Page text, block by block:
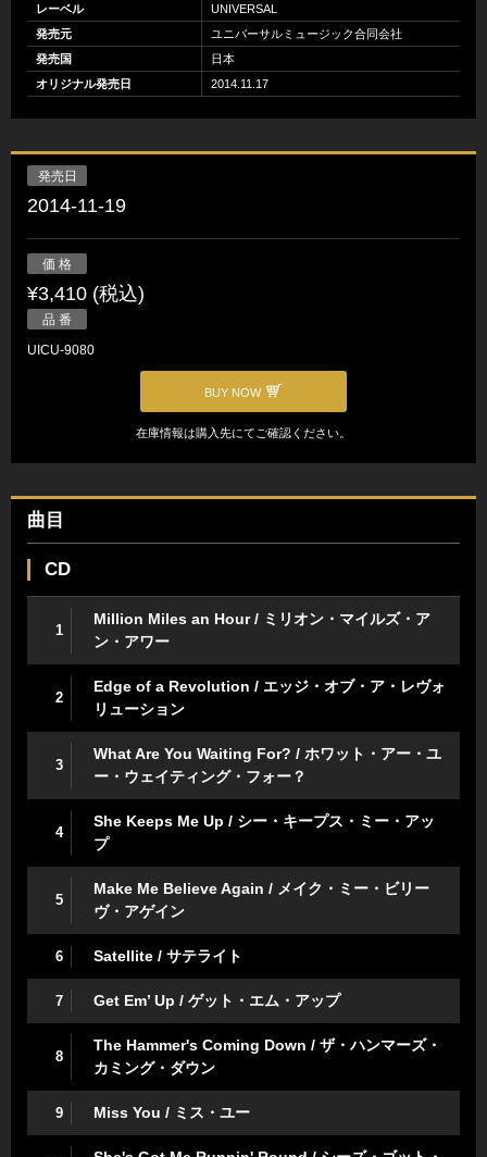
レーベル
UNIVERSAL
発売元
ユニバーサルミュージック合同会社
発売国
日本
オリジナル発売日
2014.11.17
発売日
2014-11-19
価 格
¥3,410 (税込)
品 番
UICU-9080
BUY NOW
在庫情報は購入先にてご確認ください。
曲目
CD
1
Million Miles an Hour / ミリオン・マイルズ・ア
ン・アワー
2
Edge of a Revolution / エッジ・オブ・ア・レヴォ
リューション
3
What Are You Waiting For? / ホワット・アー・ユ
ー・ウェイティング・フォー？
4
She Keeps Me Up / シー・キープス・ミー・アッ
プ
5
Make Me Believe Again / メイク・ミー・ビリー
ヴ・アゲイン
6 Satellite / サテライト
7 Get Em’ Up / ゲット・エム・アップ
8
The Hammer's Coming Down / ザ・ハンマーズ・
カミング・ダウン
9 Miss You / ミス・ユー